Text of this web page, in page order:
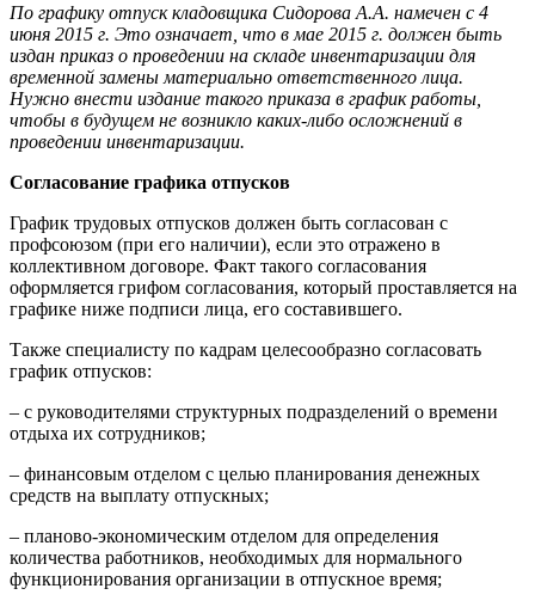
По графику отпуск кладовщика Сидорова А.А. намечен с 4
июня 2015 г. Это означает, что в мае 2015 г. должен быть
издан приказ о проведении на складе инвентаризации для
временной замены материально ответственного лица.
Нужно внести издание такого приказа в график работы,
чтобы в будущем не возникло каких-либо осложнений в
проведении инвентаризации.
Согласование графика отпусков
График трудовых отпусков должен быть согласован с
профсоюзом (при его наличии), если это отражено в
коллективном договоре. Факт такого согласования
оформляется грифом согласования, который проставляется на
графике ниже подписи лица, его составившего.
Также специалисту по кадрам целесообразно согласовать
график отпусков:
– с руководителями структурных подразделений о времени
отдыха их сотрудников;
– финансовым отделом с целью планирования денежных
средств на выплату отпускных;
– планово-экономическим отделом для определения
количества работников, необходимых для нормального
функционирования организации в отпускное время;